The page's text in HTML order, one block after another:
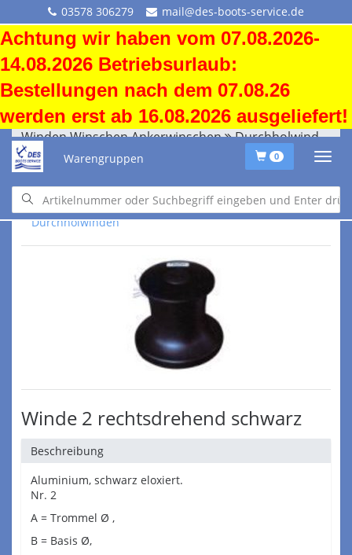
03578 306279 mail@des-boots-service.de
Achtung wir haben vom 07.08.2026-
14.08.2026 Betriebsurlaub:
Bestellungen nach dem 07.08.26
werden erst ab 16.08.2026 ausgeliefert!
Warengruppen 0
Winden Winschen Ankerwinschen Durchholwinden
Winden Winschen Ankerwinschen
Durchholwinden
Winde 2 rechtsdrehend schwarz
Beschreibung
Aluminium, schwarz eloxiert.
Nr. 2
A = Trommel Ø ,
B = Basis Ø,